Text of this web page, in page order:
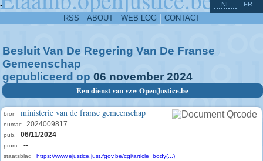
-
RSS ABOUT WEB LOG CONTACT
NL FR
Besluit Van De Regering Van De Franse
Gemeenschap
gepubliceerd op 06 november 2024
Een dienst van vzw OpenJustice.be
bron ministerie van de franse gemeenschap
numac 2024009817
pub. 06/11/2024
prom. --
staatsblad https://www.ejustice.just.fgov.be/cgi/article_body(...)
^